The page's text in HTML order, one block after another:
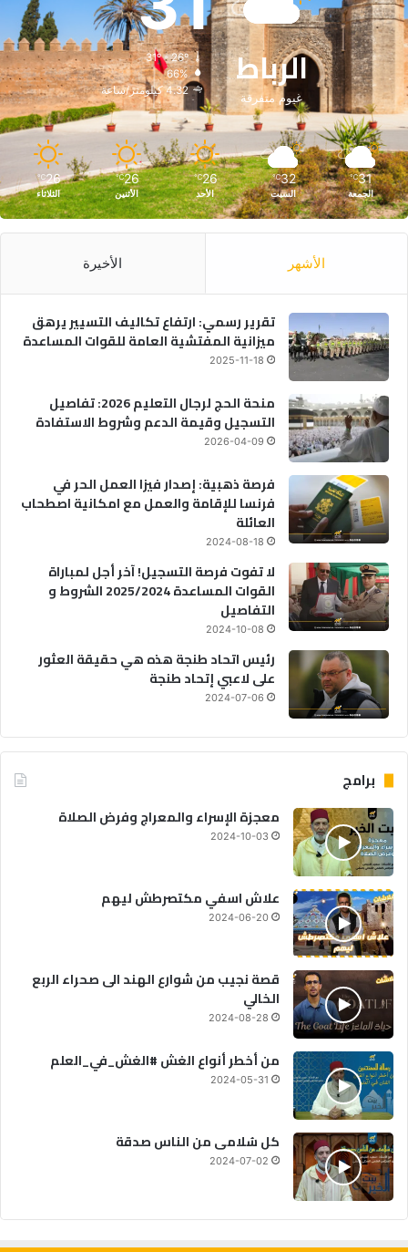
الرباط
غيوم متفرقة
31º - 26º
66%
4.32 كيلومتر/ساعة
31
℃
الجمعة
32
℃
السبت
26
℃
الأحد
26
℃
الأثنين
26
℃
الثلاثاء
الأشهر الأخيرة
تقرير رسمي: ارتفاع تكاليف التسيير يرهق
ميزانية المفتشية العامة للقوات المساعدة
2025-11-18
منحة الحج لرجال التعليم 2026: تفاصيل
التسجيل وقيمة الدعم وشروط الاستفادة
2026-04-09
فرصة ذهبية: إصدار فيزا العمل الحر في
فرنسا للإقامة والعمل مع امكانية اصطحاب
العائلة
2024-08-18
لا تفوت فرصة التسجيل! آخر أجل لمباراة
القوات المساعدة 2025/2024 الشروط و
التفاصيل
2024-10-08
رئيس اتحاد طنجة هذه هي حقيقة العثور
على لاعبي إتحاد طنجة
2024-07-06
برامج
معجزة الإسراء والمعراج وفرض الصلاة
2024-10-03
علاش اسفي مكتصرطش ليهم
2024-06-20
قصة نجيب من شوارع الهند الى صحراء الربع
الخالي
2024-08-28
من أخطر أنواع الغش #الغش_في_العلم
2024-05-31
كل سُلامى من الناس صدقة
2024-07-02